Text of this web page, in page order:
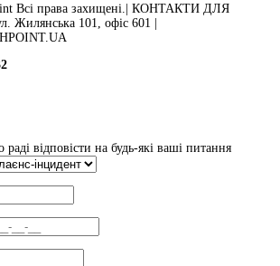
Всі права захищені.| КОНТАКТИ ДЛЯ
Жилянська 101, офіс 601 |
відповісти на будь-які ваші питання